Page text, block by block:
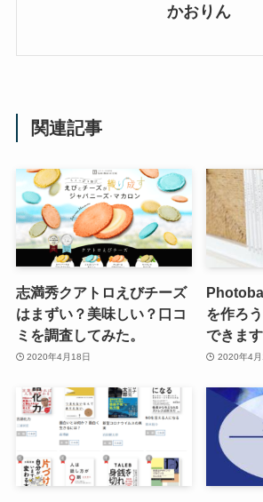
かおりん
関連記事
志満秀クアトロえびチーズ
はまずい？美味しい？口コ
ミを調査してみた。
2020年4月18日
を作ろ
できま
2020年4月